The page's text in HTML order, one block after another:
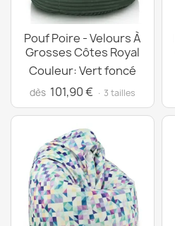
Pouf Poire - Velours À
Grosses Côtes Royal
Couleur: Vert foncé
dès 101,90 € · 3 tailles